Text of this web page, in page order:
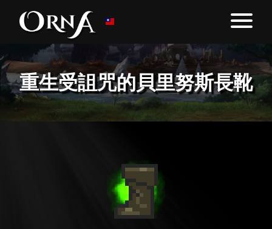
重生受詛咒的貝里努斯長靴